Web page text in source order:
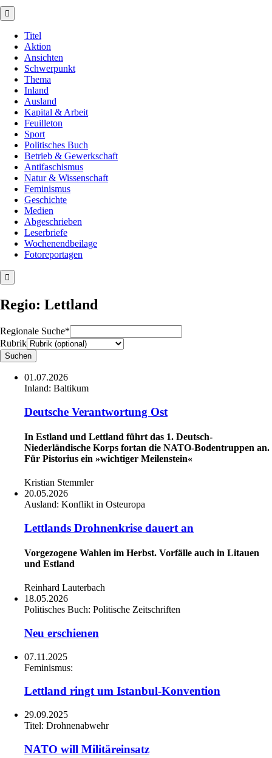
Titel
Aktion
Ansichten
Schwerpunkt
Thema
Inland
Ausland
Kapital & Arbeit
Feuilleton
Sport
Politisches Buch
Betrieb & Gewerkschaft
Antifaschismus
Natur & Wissenschaft
Feminismus
Geschichte
Medien
Abgeschrieben
Leserbriefe
Wochenendbeilage
Fotoreportagen
Regio: Lettland
Regionale Suche*
Rubrik
01.07.2026
Inland: Baltikum
Deutsche Verantwortung Ost
In Estland und Lettland führt das 1. Deutsch-
Niederländische Korps fortan die ­NATO-Bodentruppen an.
Für Pistorius ein »wichtiger Meilenstein«
Kristian Stemmler
20.05.2026
Ausland: Konflikt in Osteuropa
Lettlands Drohnenkrise dauert an
Vorgezogene Wahlen im Herbst. Vorfälle auch in Litauen
und Estland
Reinhard Lauterbach
18.05.2026
Politisches Buch: Politische Zeitschriften
Neu erschienen
07.11.2025
Feminismus:
Lettland ringt um Istanbul-Konvention
29.09.2025
Titel: Drohnenabwehr
NATO will Militäreinsatz